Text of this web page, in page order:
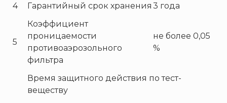
Специнформатика-СИ
Спецприбор
ТЕМПЕРО
Феникс
Элемент
Эридан
4
Гарантийный срок хранения 3 года
5
Коэффициент
проницаемости
противоаэрозольного
фильтра
не более 0,05
%
Время защитного действия по тест-
веществу